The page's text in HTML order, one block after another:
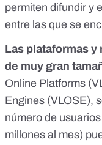
permiten difundir y
entre las que se
Las plataformas y
de muy gran
Online Platforms
Engines (VLOSE),
número de
millones al mes)